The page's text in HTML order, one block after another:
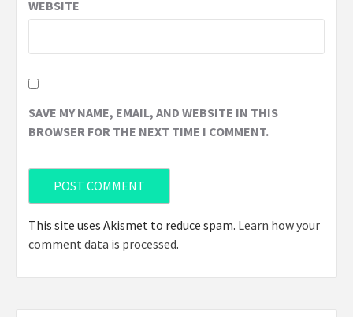
WEBSITE
SAVE MY NAME, EMAIL, AND WEBSITE IN THIS
BROWSER FOR THE NEXT TIME I COMMENT.
This site uses Akismet to reduce spam. Learn how your
comment data is processed.